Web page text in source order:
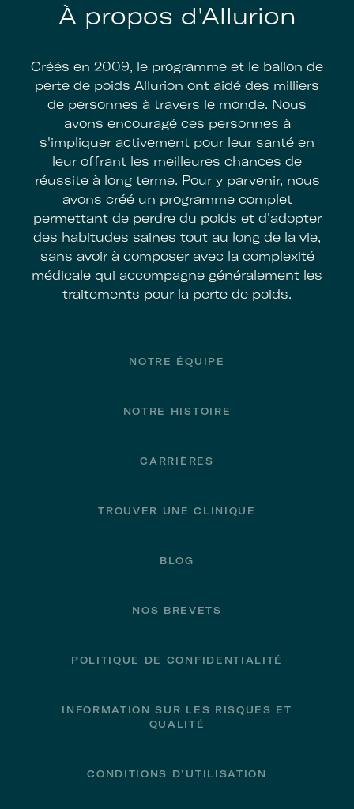
À propos d'Allurion
Créés en 2009, le programme et le ballon de
perte de poids Allurion ont aidé des milliers
de personnes à travers le monde. Nous
avons encouragé ces personnes à
s'impliquer activement pour leur santé en
leur offrant les meilleures chances de
réussite à long terme. Pour y parvenir, nous
avons créé un programme complet
permettant de perdre du poids et d'adopter
des habitudes saines tout au long de la vie,
sans avoir à composer avec la complexité
médicale qui accompagne généralement les
traitements pour la perte de poids.
NOTRE ÉQUIPE
NOTRE HISTOIRE
CARRIÈRES
TROUVER UNE CLINIQUE
BLOG
NOS BREVETS
POLITIQUE DE CONFIDENTIALITÉ
INFORMATION SUR LES RISQUES ET
QUALITÉ
CONDITIONS D’UTILISATION